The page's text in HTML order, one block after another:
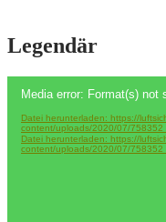
Legendär
Player
Media error: Format(s) not
Datei herunterladen: https://
content/uploads/2020/07/
Datei herunterladen: https://
content/uploads/2020/07/